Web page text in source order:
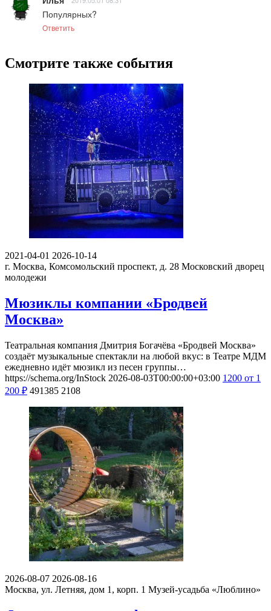
Популярных?
Ответить
Смотрите также события
2021-04-01 2026-10-14
г. Москва, Комсомольский проспект, д. 28 Московский дворец
молодежи
Мюзиклы компании «Бродвей
Москва»
Театральная компания Дмитрия Богачёва «Бродвей Москва»
создаёт музыкальные спектакли на любой вкус: в Театре МДМ
ежедневно идёт мюзикл из песен группы…
https://schema.org/InStock 2026-08-03T00:00:00+03:00 1200 от 1
200 ₽ 491385 2108
2026-08-07 2026-08-16
Москва, ул. Летняя, дом 1, корп. 1 Музей-усадьба «Люблино»